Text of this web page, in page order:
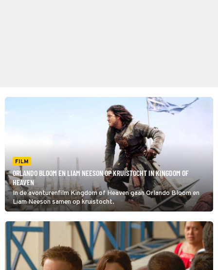
FILM
ORLANDO BLOOM EN LIAM NEESON OP KRUISTOCHT IN KINGDOM OF
HEAVEN
In de avonturenfilm Kingdom of Heaven gaan Orlando Bloom en
Liam Neeson samen op kruistocht.